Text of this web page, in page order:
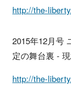
http://the-
2015年12月号
定の舞台裏 -
http://the-